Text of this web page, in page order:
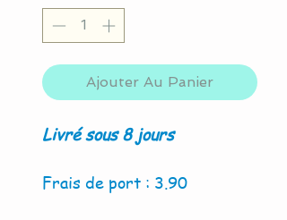
Ajouter Au Panier
Livré sous 8 jours
Frais de port : 3.90